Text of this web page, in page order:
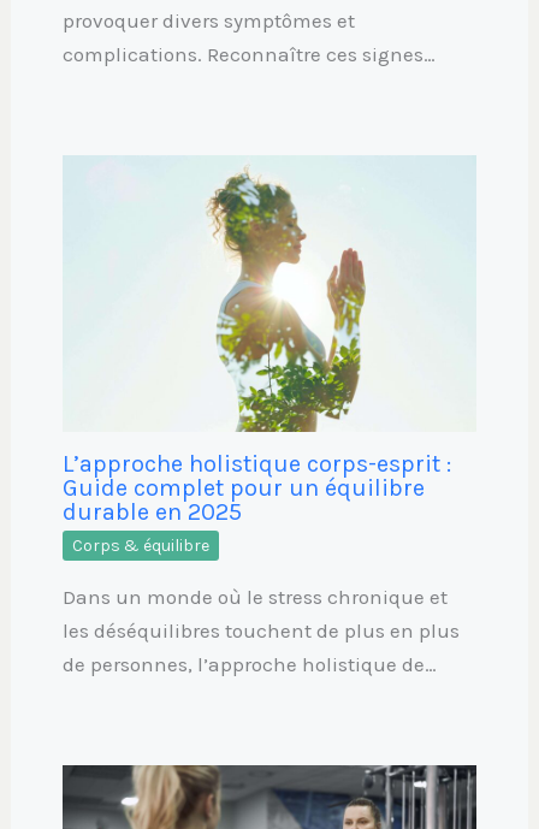
provoquer divers symptômes et
complications. Reconnaître ces signes…
L’approche holistique corps-esprit :
Guide complet pour un équilibre
durable en 2025
Corps & équilibre
Dans un monde où le stress chronique et
les déséquilibres touchent de plus en plus
de personnes, l’approche holistique de…